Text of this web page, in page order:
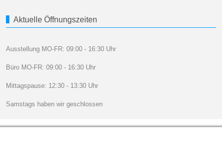
Aktuelle Öffnungszeiten
Ausstellung MO-FR: 09:00 - 16:30 Uhr
Büro MO-FR: 09:00 - 16:30 Uhr
Mittagspause: 12:30 - 13:30 Uhr
Samstags haben wir geschlossen